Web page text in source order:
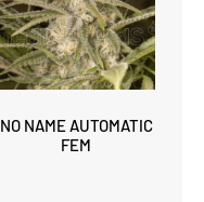
NO NAME AUTOMATIC
FEM